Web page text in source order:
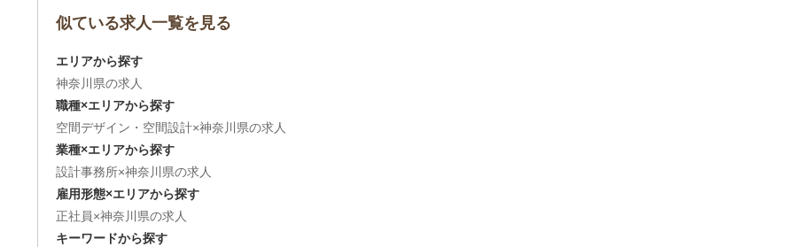
似ている求人一覧を見る
エリアから探す
神奈川県の求人
職種×エリアから探す
空間デザイン・空間設計×神奈川県の求人
業種×エリアから探す
設計事務所×神奈川県の求人
雇用形態×エリアから探す
正社員×神奈川県の求人
キーワードから探す